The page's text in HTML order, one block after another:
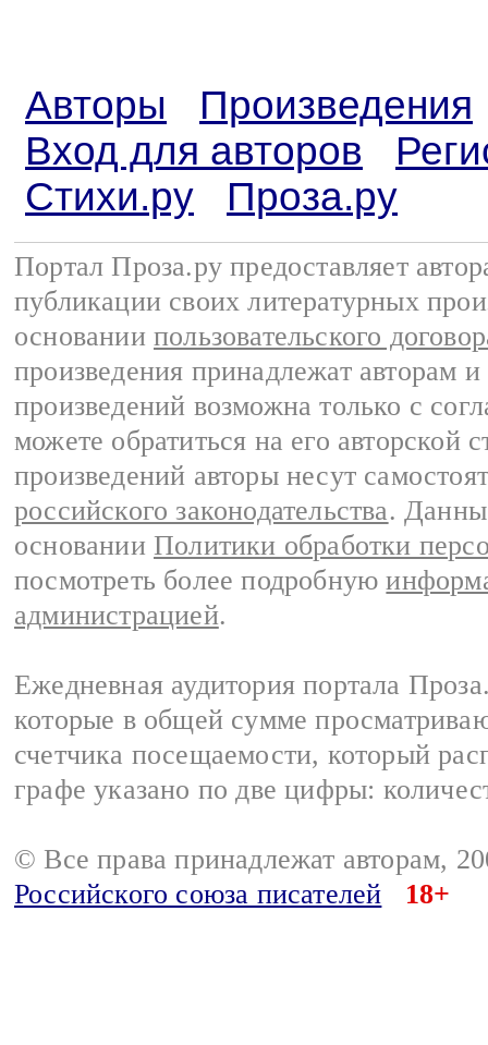
Авторы
Произведения
Вход для авторов
Стихи.ру
Проза.ру
Портал Проза.ру предоставляет
публикации своих литературных
основании пользовательского
произведения принадлежат авторам
произведений возможна только с
можете обратиться на его авторской
произведений авторы несут
российского законодательства.
основании Политики обработки
посмотреть более подробную
администрацией.
Ежедневная аудитория портала
которые в общей сумме
счетчика посещаемости, который
графе указано по две цифры:
© Все права принадлежат авторам,
Российского союза писателей
18+